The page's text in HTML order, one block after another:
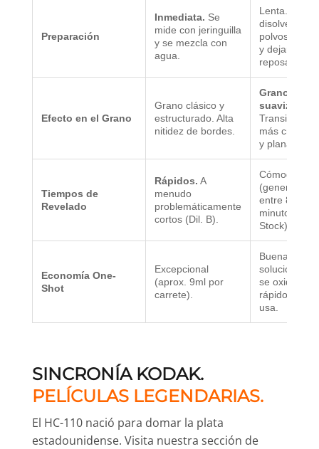
Preparación
Inmediata. Se
mide con jeringuilla
y se mezcla con
agua.
Lenta. Exige
disolver
polvos a
y dejar
reposar
Efecto en el Grano
Grano clásico y
estructurado. Alta
nitidez de bordes.
Grano
suavizado.
Transiciones
más
y planas.
Tiempos de
Revelado
Rápidos. A
menudo
problemáticamente
cortos (Dil. B).
Cómodos
entre 8 y 12
minutos a
Stock).
Economía One-
Shot
Excepcional
(aprox. 9ml por
carrete).
Buena, pero
solución
se oxida más
rápido si no
usa.
SINCRONÍA KODAK.
PELÍCULAS LEGENDARIAS.
El HC-110 nació para domar la plata
estadounidense. Visita nuestra sección de